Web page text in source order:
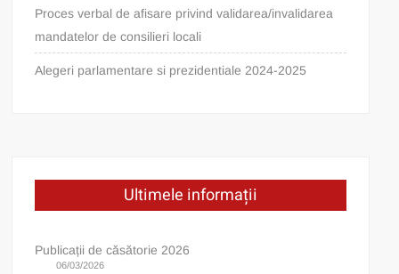
Proces verbal de afisare privind validarea/invalidarea
mandatelor de consilieri locali
Alegeri parlamentare si prezidentiale 2024-2025
Ultimele informații
Publicații de căsătorie 2026
06/03/2026